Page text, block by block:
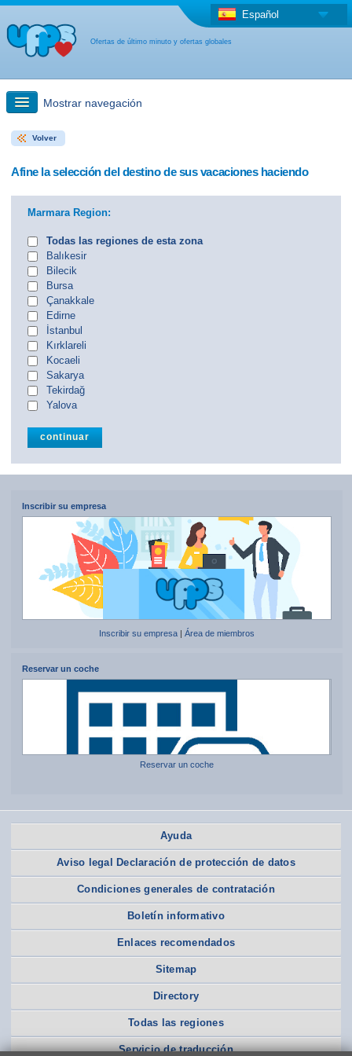
Ofertas de último minuto y ofertas globales
Español
Mostrar navegación
búsqueda rápida
otro país
Volver
Afine la selección del destino de sus vacaciones haciendo
Marmara Region:
Todas las regiones de esta zona
Balıkesir
Bilecik
Bursa
Çanakkale
Edirne
İstanbul
Kırklareli
Kocaeli
Sakarya
Tekirdağ
Yalova
Inscribir su empresa
Inscribir su empresa| Área de miembros
Reservar un coche
Reservar un coche
Ayuda
Aviso legal Declaración de protección de datos
Condiciones generales de contratación
Boletín informativo
Enlaces recomendados
Sitemap
Directory
Todas las regiones
Servicio de traducción